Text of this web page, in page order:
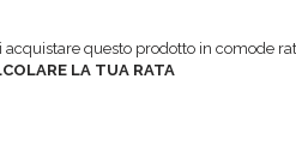
acquistare questo prodotto in comode
LA TUA RATA